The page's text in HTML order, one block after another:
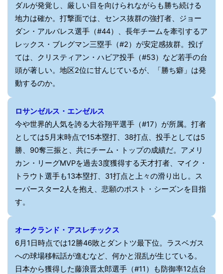
ダルが発覚し、厳しい目を向けられながらも勝ち続ける
地力は確か。打撃面では、センス抜群の強打者、ジョー
ダン・アルバレス選手（#44）、長年チームを牽引するア
レックス・ブレグマン三塁手（#2）が安定感抜群。投げ
ては、クリスティアン・ハビア投手（#53）など若手の台
頭が著しい。地区2位に甘んじているが、「勝ち癖」は発
動するのか。
ロサンゼルス・エンゼルス
今や世界的人気を誇る大谷翔平選手（#17）が所属。打者
としては5月末時点で15本塁打、38打点、投手としては5
勝、90奪三振と、共にチーム・トップの成績だ。アメリ
カン・リーグMVPを過去3度獲得する天才打者、マイク・
トラウト選手も13本塁打、31打点と上々の滑り出し。ス
ーパースター2人を抱え、悲願のポスト・シーズンを目指
す。
オークランド・アスレチックス
6月1日時点では12勝46敗とダントツ最下位。ラスベガス
への球場移転話が進むなど、何かと混乱が生じている。
日本から獲得した藤浪晋太郎選手（#11）も防御率12点台